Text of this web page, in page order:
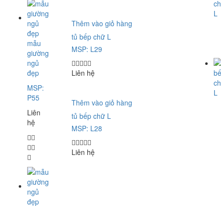
mẫu
giường
ngủ
đẹp
MSP:
P55
Liên
hệ
Thêm vào giỏ hàng
tủ bếp chữ L
MSP: L29
Liên hệ
Thêm vào giỏ hàng
tủ bếp chữ L
MSP: L28
Liên hệ